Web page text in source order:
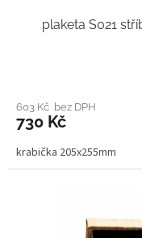
plaketa S021
603 Kč bez DPH
730 Kč
krabička 205x255mm